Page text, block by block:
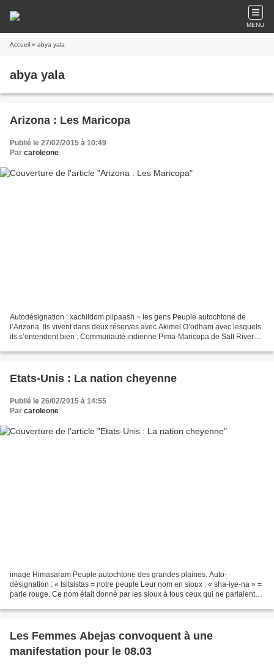
MENU
Accueil » abya yala
abya yala
Arizona : Les Maricopa
Publié le 27/02/2015 à 10:49
Par caroleone
Autodésignation : xachildom piipaash = les gens Peuple autochtone de
l’Arizona. Ils vivent dans deux réserves avec Akimel O’odham avec lesquels
ils s’entendent bien : Communauté indienne Pima-Maricopa de Salt River
Etats-Unis : La nation cheyenne
Publié le 26/02/2015 à 14:55
Par caroleone
image Himasaram Peuple autochtone des grandes plaines. Auto-
désignation : « tsitsistas = notre peuple Leur nom en sioux : « sha-iye-na » =
parle rouge. Ce nom était donné par les sioux à tous ceux qui ne parlaient
Les Femmes Abejas convoquent à une
manifestation pour le 08.03